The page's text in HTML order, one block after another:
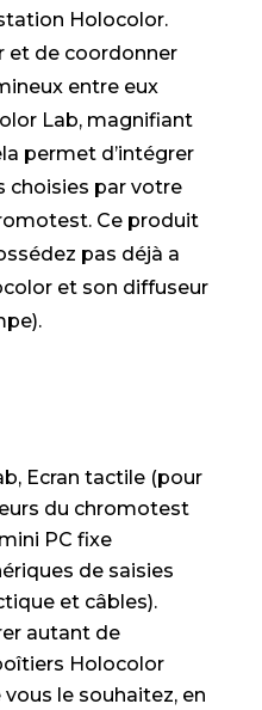
Holocolor.
et de coordonner
entre eux
Lab, magnifiant
permet d’intégrer
choisies par votre
Ce produit
pas déjà a
et son diffuseur
Ecran tactile (pour
du chromotest
PC fixe
de saisies
et câbles).
autant de
Holocolor
le souhaitez, en